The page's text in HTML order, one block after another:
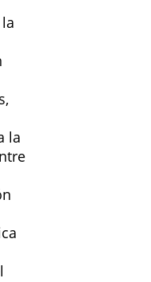
la